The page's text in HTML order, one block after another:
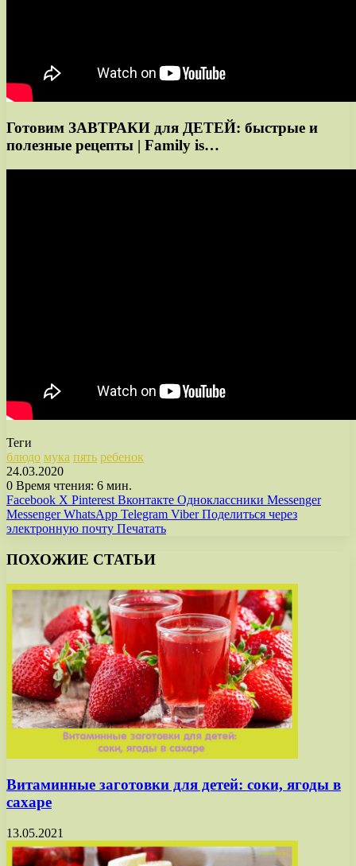
Готовим ЗАВТРАКИ для ДЕТЕЙ: быстрые и
полезные рецепты | Family is…
Теги
блюдо мука пять ребенок
24.03.2020
0 Время чтения: 6 мин.
Facebook X Pinterest Вконтакте Одноклассники Messenger
Messenger WhatsApp Telegram Viber Поделиться через
электронную почту Печатать
ПОХОЖИЕ СТАТЬИ
Витаминные заготовки для детей: соки, ягоды в
сахаре
13.05.2021